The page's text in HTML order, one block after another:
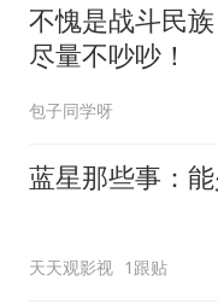
不愧是战斗民
尽量不吵吵！
包子同学呀
蓝星那些事：
天天观影视 1跟贴